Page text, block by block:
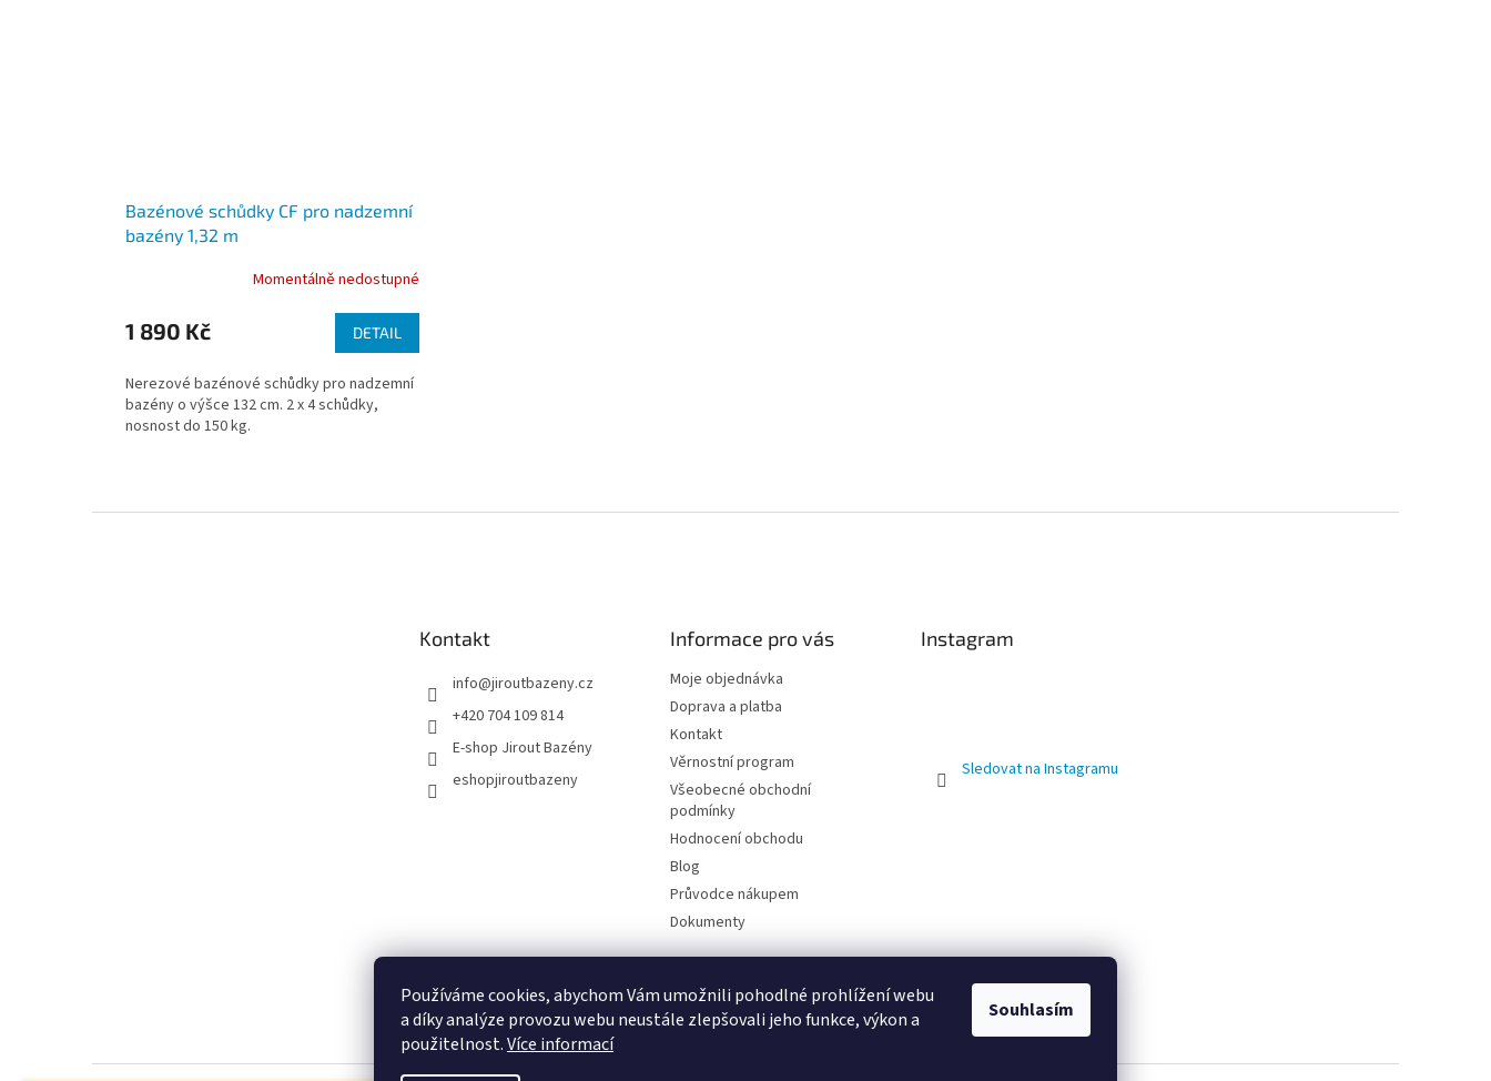
Používáme cookies, abychom Vám umožnili pohodlné prohlížení webu
a díky analýze provozu webu neustále zlepšovali jeho funkce, výkon a
použitelnost.Více informací
Souhlasím
Bazénové schůdky CF pro nadzemní
bazény 1,32 m
Momentálně nedostupné
1 890 Kč DETAIL
Nerezové bazénové schůdky pro nadzemní
bazény o výšce 132 cm. 2 x 4 schůdky,
nosnost do 150 kg.
Kontakt
info@jiroutbazeny.cz
+420 704 109 814
E-shop Jirout Bazény
eshopjiroutbazeny
Informace pro vás
Moje objednávka
Doprava a platba
Kontakt
Věrnostní program
Všeobecné obchodní
podmínky
Hodnocení obchodu
Blog
Průvodce nákupem
Dokumenty
Instagram
Sledovat na Instagramu